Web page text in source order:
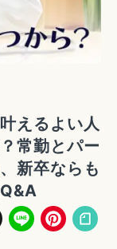
えるよい人
常勤とパー
新卒ならも
X Line